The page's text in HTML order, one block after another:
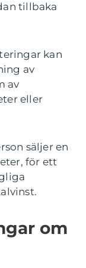
tillbaka
kan
av
av
eller
säljer en
för ett
om